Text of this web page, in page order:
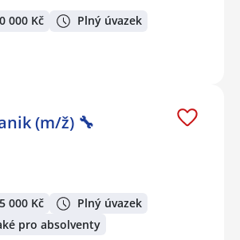
000 Kč Plný úvazek
(m/ž) 🔧
000 Kč
Plný úvazek
pro absolventy